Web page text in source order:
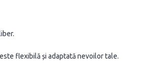
flexibilă și adaptată nevoilor tale.